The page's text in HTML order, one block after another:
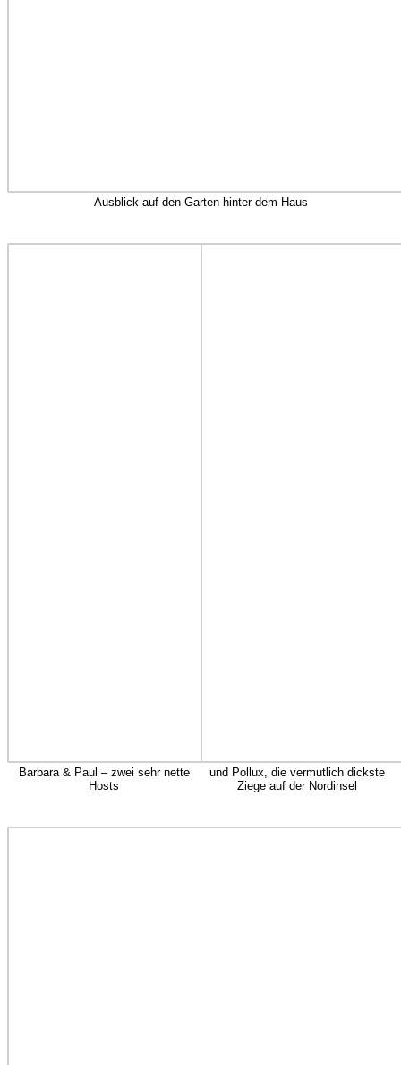
Ausblick auf den Garten hinter dem Haus
Barbara & Paul – zwei sehr nette
Hosts
und Pollux, die vermutlich dickste
Ziege auf der Nordinsel